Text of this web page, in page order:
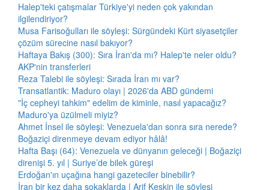
Halep'teki çatışmalar Türkiye'yi neden çok yakından
ilgilendiriyor?
Musa Farisoğulları ile söyleşi: Sürgündeki Kürt siyasetçiler
çözüm sürecine nasıl bakıyor?
Haftaya Bakış (300): Sıra İran'da mı? Halep'te neler oldu?
AKP'nin transferleri
Reza Talebi ile söyleşi: Sırada İran mı var?
Transatlantik: Maduro olayı | 2026'da ABD gündemi
"İç cepheyi tahkim" edelim de kiminle, nasıl yapacağız?
Maduro'ya üzülmeli miyiz?
Ahmet İnsel ile söyleşi: Venezuela'dan sonra sıra nerede?
Boğaziçi direnmeye devam ediyor hâlâ!
Hafta Başı (64): Venezuela ve dünyanın geleceği | Boğaziçi
direnişi 5. yıl | Suriye’de bilek güreşi
Erdoğan'ın uçağına hangi gazeteciler binebilir?
İran bir kez daha sokaklarda | Arif Keskin ile söyleşi